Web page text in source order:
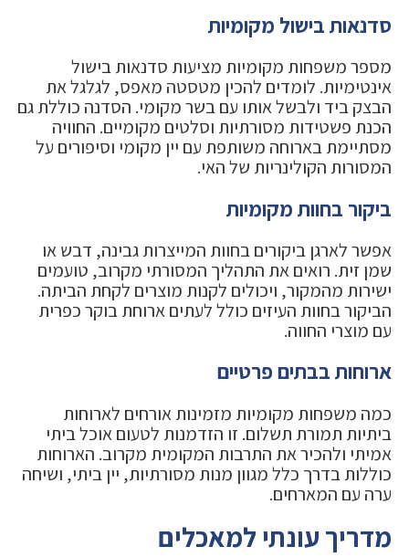
סדנאות בישול מקומיות
מספר משפחות מקומיות מציעות סדנאות בישול
אינטימיות. לומדים להכין מטסטה מאפס, לגלגל את
הבצק ביד ולבשל אותו עם בשר מקומי. הסדנה כוללת גם
הכנת פשטידות מסורתיות וסלטים מקומיים. החוויה
מסתיימת בארוחה משותפת עם יין מקומי וסיפורים על
המסורות הקולינריות של האי.
ביקור בחוות מקומיות
אפשר לארגן ביקורים בחוות המייצרות גבינה, דבש או
שמן זית. רואים את התהליך המסורתי מקרוב, טועמים
ישירות מהמקור, ויכולים לקנות מוצרים לקחת הביתה.
הביקור בחוות העיזים כולל לעתים ארוחת בוקר כפרית
עם מוצרי החווה.
ארוחות בבתים פרטיים
כמה משפחות מקומיות מזמינות אורחים לארוחות
ביתיות תמורת תשלום. זו הזדמנות לטעום אוכל ביתי
אמיתי ולהכיר את התרבות המקומית מקרוב. הארוחות
כוללות בדרך כלל מגוון מנות מסורתיות, יין ביתי, ושיחה
ערה עם המארחים.
מדריך עונתי למאכלים